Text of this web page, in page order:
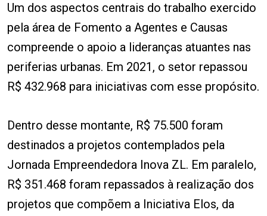
Um dos aspectos centrais do trabalho exercido
pela área de Fomento a Agentes e Causas
compreende o apoio a lideranças atuantes nas
periferias urbanas. Em 2021, o setor repassou
R$ 432.968 para iniciativas com esse propósito.
Dentro desse montante, R$ 75.500 foram
destinados a projetos contemplados pela
Jornada Empreendedora Inova ZL. Em paralelo,
R$ 351.468 foram repassados à realização dos
projetos que compõem a Iniciativa Elos, da